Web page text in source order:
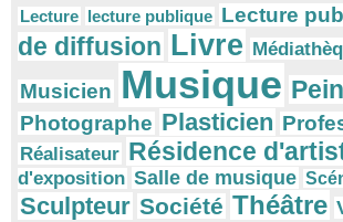
Lecture lecture publique Lecture
de diffusion Livre
Musicien Musique
Photographe Plasticien
Réalisateur Résidence
d'exposition Salle de musique
Sculpteur Société Théâtre